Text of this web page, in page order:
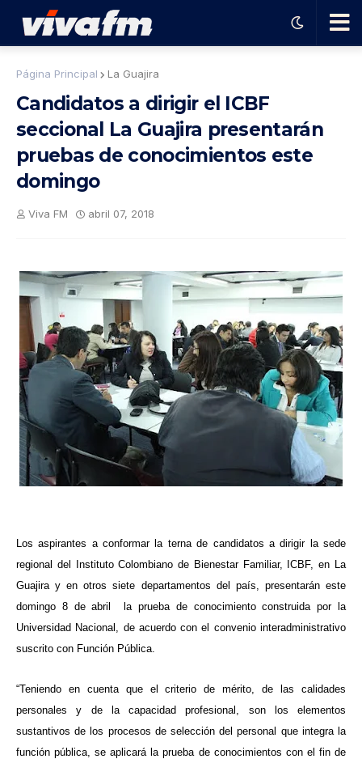
ble
pro
gra
ma
Página Principal La Guajira
Candidatos a dirigir el ICBF
seccional La Guajira presentarán
pruebas de conocimientos este
domingo
Viva FM abril 07, 2018
Los aspirantes a conformar la terna de candidatos a dirigir la sede
regional del Instituto Colombiano de Bienestar Familiar, ICBF, en La
Guajira y en otros siete departamentos del país, presentarán este
domingo 8 de abril la prueba de conocimiento construida por la
Universidad Nacional, de acuerdo con el convenio interadministrativo
suscrito con Función Pública.
“Teniendo en cuenta que el criterio de mérito, de las calidades
personales y de la capacidad profesional, son los elementos
sustantivos de los procesos de selección del personal que integra la
función pública, se aplicará la prueba de conocimientos con el fin de